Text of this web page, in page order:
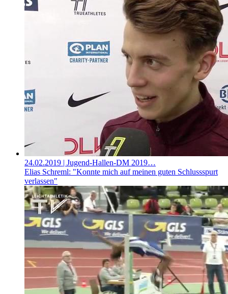
24.02.2019 | Jugend-Hallen-DM 2019…
Elias Schreml: "Konnte mich auf meinen guten Schlussspurt
verlassen"